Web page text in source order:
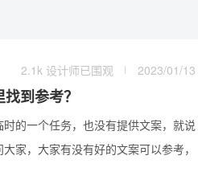
2.1k 设计师已围观 2023/01/13
到参考？
的一个任务，也没有提供文案，就说
家，大家有没有好的文案可以参考，